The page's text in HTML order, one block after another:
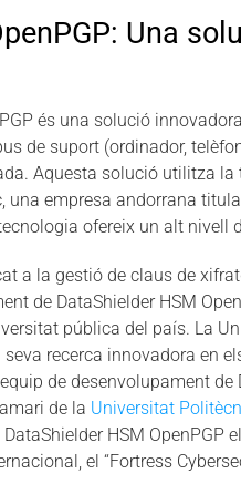
Una
és una solució
de suport (ordinador,
Aquesta solució utilitza la
una empresa andorrana
ofereix un alt nivell
a la gestió de claus de
de DataShielder HSM
pública del país. La
recerca innovadora en
de desenvolupament de
de la Universitat
HSM OpenPGP
el “Fortress